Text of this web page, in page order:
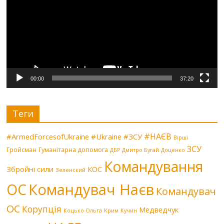
00:00 37:20
Теги
#ArmedForcesofUkraine #Ukraine #ЗСУ #НАЄВ Вірші
Гройсман Гуманітарна допомога ДБР Дмитро Бугай Доценко ЗСУ
Збройні сили Зеленский КОС Командування
ОС Командувач Наєв Командувач
ОС Корупція Коцько Ольга Крим Кучин Медведчук